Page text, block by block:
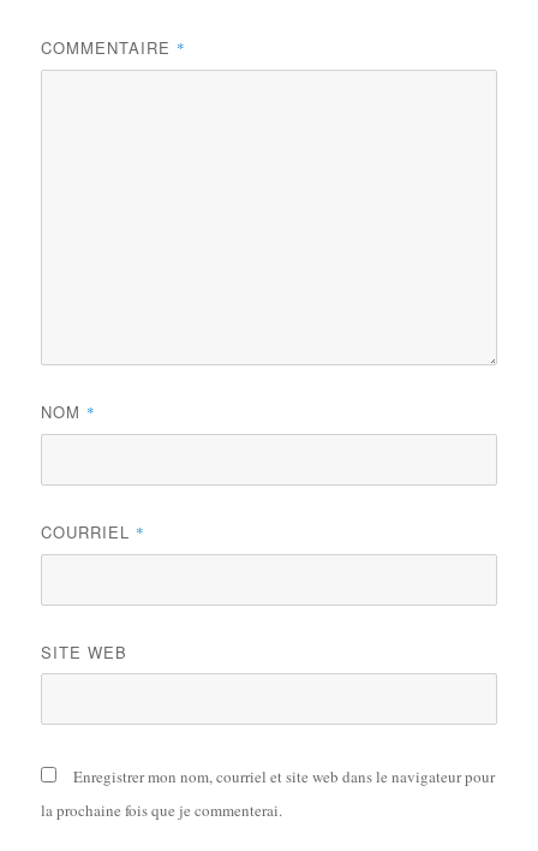
COMMENTAIRE *
NOM *
COURRIEL *
SITE WEB
Enregistrer mon nom, courriel et site web dans le navigateur pour
la prochaine fois que je commenterai.